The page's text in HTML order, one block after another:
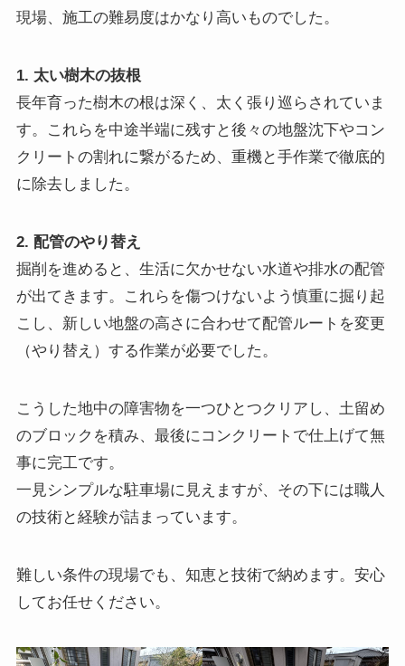
現場、施工の難易度はかなり高いものでした。
1. 太い樹木の抜根
長年育った樹木の根は深く、太く張り巡らされていま
す。これらを中途半端に残すと後々の地盤沈下やコン
クリートの割れに繋がるため、重機と手作業で徹底的
に除去しました。
2. 配管のやり替え
掘削を進めると、生活に欠かせない水道や排水の配管
が出てきます。これらを傷つけないよう慎重に掘り起
こし、新しい地盤の高さに合わせて配管ルートを変更
（やり替え）する作業が必要でした。
こうした地中の障害物を一つひとつクリアし、土留め
のブロックを積み、最後にコンクリートで仕上げて無
事に完工です。
一見シンプルな駐車場に見えますが、その下には職人
の技術と経験が詰まっています。
難しい条件の現場でも、知恵と技術で納めます。安心
してお任せください。